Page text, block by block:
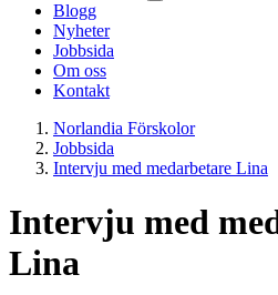
Blogg
Nyheter
Jobbsida
Om oss
Kontakt
Norlandia Förskolor
Jobbsida
Intervju med medarbetare Lina
Intervju med
Lina